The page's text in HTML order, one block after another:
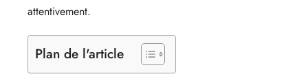
attentivement.
Plan de l'article